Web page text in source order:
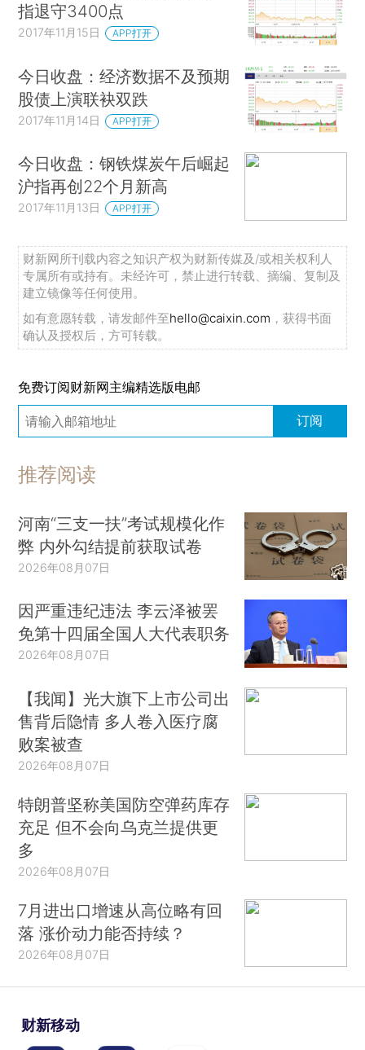
指退守3400点
2017年11月15日 APP打开
今日收盘：经济数据不及预期
股债上演联袂双跌
2017年11月14日 APP打开
今日收盘：钢铁煤炭午后崛起
沪指再创22个月新高
2017年11月13日 APP打开
财新网所刊载内容之知识产权为财新传媒及/或相关权利人
专属所有或持有。未经许可，禁止进行转载、摘编、复制及
建立镜像等任何使用。
如有意愿转载，请发邮件至hello@caixin.com ，获得书面
确认及授权后，方可转载。
免费订阅财新网主编精选版电邮
订阅
推荐阅读
河南“三支一扶”考试规模化作
弊 内外勾结提前获取试卷
2026年08月07日
因严重违纪违法 李云泽被罢
免第十四届全国人大代表职务
2026年08月07日
【我闻】光大旗下上市公司出
售背后隐情 多人卷入医疗腐
败案被查
2026年08月07日
特朗普坚称美国防空弹药库存
充足 但不会向乌克兰提供更
多
2026年08月07日
7月进出口增速从高位略有回
落 涨价动力能否持续？
2026年08月07日
财新移动